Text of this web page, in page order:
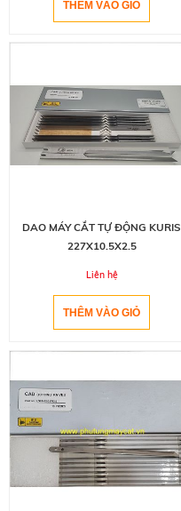
DAO MÁY CẮT TỰ ĐỘNG KURIS
227X10.5X2.5
Liên hệ